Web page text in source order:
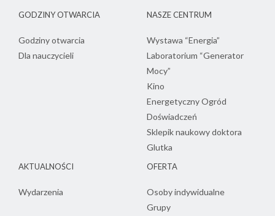
GODZINY OTWARCIA
Godziny otwarcia
Dla nauczycieli
NASZE CENTRUM
Wystawa “Energia”
Laboratorium “Generator
Mocy”
Kino
Energetyczny Ogród
Doświadczeń
Sklepik naukowy doktora
Glutka
AKTUALNOŚCI
Wydarzenia
OFERTA
Osoby indywidualne
Grupy